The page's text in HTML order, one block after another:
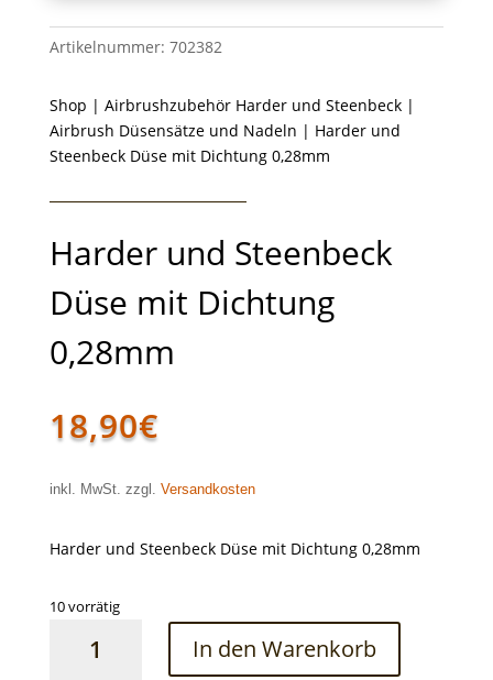
Artikelnummer: 702382
Shop | Airbrushzubehör Harder und Steenbeck|
Airbrush Düsensätze und Nadeln | Harder und
Steenbeck Düse mit Dichtung 0,28mm
Harder und Steenbeck
Düse mit Dichtung
0,28mm
18,90€
inkl. MwSt. zzgl. Versandkosten
Harder und Steenbeck Düse mit Dichtung 0,28mm
10 vorrätig
In den Warenkorb